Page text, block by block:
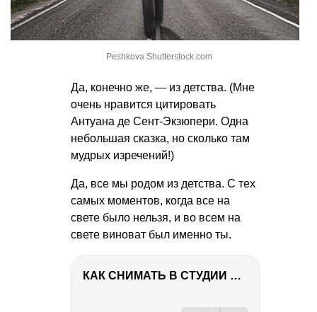
Peshkova Shutterstock.com
Да, конечно же, — из детства. (Мне
очень нравится цитировать
Антуана де Сент-Экзюпери. Одна
небольшая сказка, но сколько там
мудрых изречений!)
Да, все мы родом из детства. С тех
самых моментов, когда все на
свете было нельзя, и во всем на
свете виноват был именно ты.
КАК СНИМАТЬ В СТУДИИ СО ВСПЫШКАМИ